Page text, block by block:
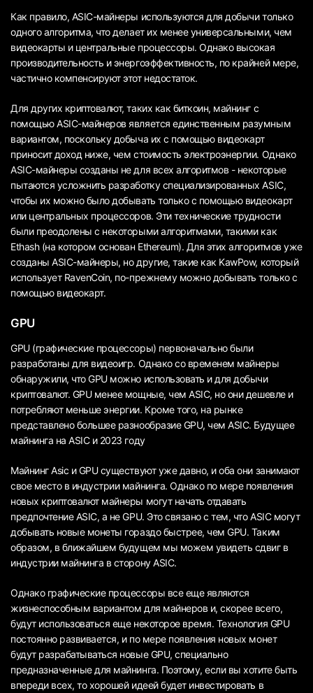
Как правило, ASIC-майнеры используются для добычи только
одного алгоритма, что делает их менее универсальными, чем
видеокарты и центральные процессоры. Однако высокая
производительность и энергоэффективность, по крайней мере,
частично компенсируют этот недостаток.
Для других криптовалют, таких как биткоин, майнинг с
помощью ASIC-майнеров является единственным разумным
вариантом, поскольку добыча их с помощью видеокарт
приносит доход ниже, чем стоимость электроэнергии. Однако
ASIC-майнеры созданы не для всех алгоритмов - некоторые
пытаются усложнить разработку специализированных ASIC,
чтобы их можно было добывать только с помощью видеокарт
или центральных процессоров. Эти технические трудности
были преодолены с некоторыми алгоритмами, такими как
Ethash (на котором основан Ethereum). Для этих алгоритмов уже
созданы ASIC-майнеры, но другие, такие как KawPow, который
использует RavenCoin, по-прежнему можно добывать только с
помощью видеокарт.
GPU
GPU (графические процессоры) первоначально были
разработаны для видеоигр. Однако со временем майнеры
обнаружили, что GPU можно использовать и для добычи
криптовалют. GPU менее мощные, чем ASIC, но они дешевле и
потребляют меньше энергии. Кроме того, на рынке
представлено большее разнообразие GPU, чем ASIC. Будущее
майнинга на ASIC и 2023 году
Майнинг Asic и GPU существуют уже давно, и оба они занимают
свое место в индустрии майнинга. Однако по мере появления
новых криптовалют майнеры могут начать отдавать
предпочтение ASIC, а не GPU. Это связано с тем, что ASIC могут
добывать новые монеты гораздо быстрее, чем GPU. Таким
образом, в ближайшем будущем мы можем увидеть сдвиг в
индустрии майнинга в сторону ASIC.
Однако графические процессоры все еще являются
жизнеспособным вариантом для майнеров и, скорее всего,
будут использоваться еще некоторое время. Технология GPU
постоянно развивается, и по мере появления новых монет
будут разрабатываться новые GPU, специально
предназначенные для майнинга. Поэтому, если вы хотите быть
впереди всех, то хорошей идеей будет инвестировать в